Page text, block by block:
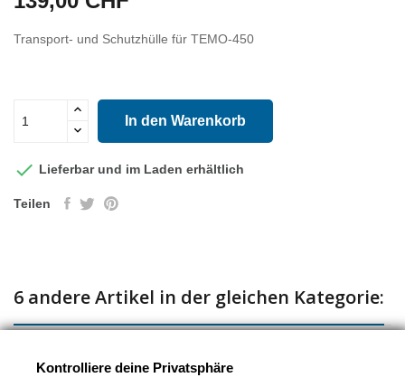
Transport- und Schutzhülle für TEMO-450
In den Warenkorb
 Lieferbar und im Laden erhältlich
Teilen
6 andere Artikel in der gleichen Kategorie:
Kontrolliere deine Privatsphäre